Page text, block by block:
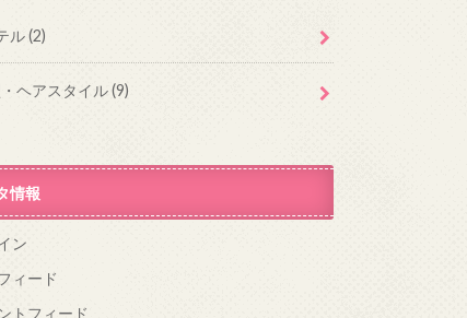
ル(2)
ヘアスタイル(9)
情報
ン
ィード
トフィード